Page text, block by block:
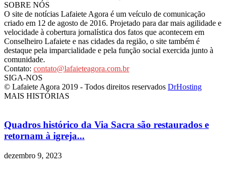
SOBRE NÓS
O site de notícias Lafaiete Agora é um veículo de comunicação
criado em 12 de agosto de 2016. Projetado para dar mais agilidade e
velocidade à cobertura jornalística dos fatos que acontecem em
Conselheiro Lafaiete e nas cidades da região, o site também é
destaque pela imparcialidade e pela função social exercida junto à
comunidade.
Contato: contato@lafaieteagora.com.br
SIGA-NOS
© Lafaiete Agora 2019 - Todos direitos reservados DrHosting
MAIS HISTÓRIAS
Quadros histórico da Via Sacra são restaurados e
retornam à igreja...
dezembro 9, 2023